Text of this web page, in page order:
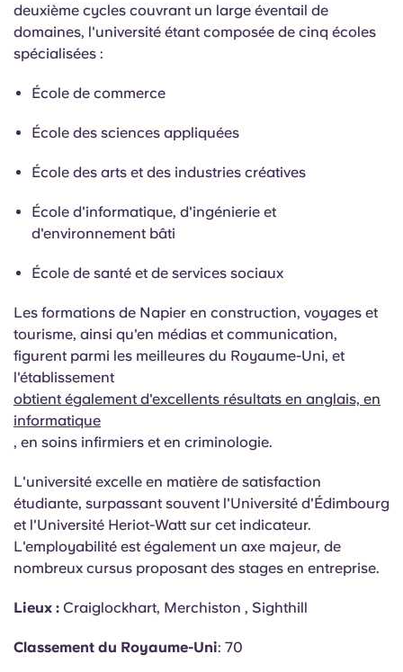
deuxième cycles couvrant un large éventail de
domaines, l'université étant composée de cinq écoles
spécialisées :
École de commerce
École des sciences appliquées
École des arts et des industries créatives
École d'informatique, d'ingénierie et
d'environnement bâti
École de santé et de services sociaux
Les formations de Napier en construction, voyages et
tourisme, ainsi qu'en médias et communication,
figurent parmi les meilleures du Royaume-Uni, et
l'établissement
obtient également d'excellents résultats en anglais, en
informatique
, en soins infirmiers et en criminologie.
L'université excelle en matière de satisfaction
étudiante, surpassant souvent l'Université d'Édimbourg
et l'Université Heriot-Watt sur cet indicateur.
L'employabilité est également un axe majeur, de
nombreux cursus proposant des stages en entreprise.
Lieux : Craiglockhart, Merchiston , Sighthill
Classement du Royaume-Uni: 70